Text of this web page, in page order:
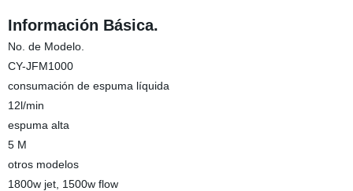
Información Básica.
No. de Modelo.
CY-JFM1000
consumación de espuma líquida
12l/min
espuma alta
5 M
otros modelos
1800w jet, 1500w flow